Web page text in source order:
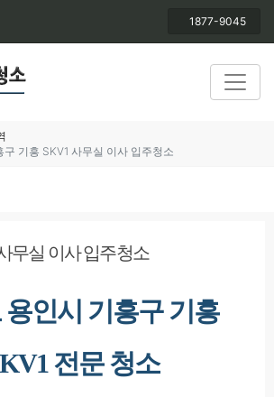
1877-9045
구 기흥 SKV1 사무실 이사 입주청소
무실 이사 입주청소
용인시 기흥구 기흥
전문 청소